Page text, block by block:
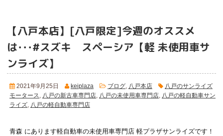
【八戸本店】[八戸限定]今週のオススメ
は･･･#スズキ スペーシア 【軽 未使用車サ
ンライズ】
2021年9月25日 keiplaza ブログ 八戸本店
八戸のサンライズ
モータース
八戸の新古車専門店 八戸の未使用車専門店
八戸の軽自動車サン
ライズ
八戸の軽自動車専門店
青森 にあります軽自動車の未使用車専門店 軽プラザサンライズです！